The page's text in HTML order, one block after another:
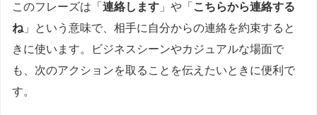
このフレーズは「 連絡します 」や「 こちらから連絡する
ね 」という意味で、相手に自分からの連絡を約束すると
きに使います。ビジネスシーンやカジュアルな場面で
も、次のアクションを取ることを伝えたいときに便利で
す。